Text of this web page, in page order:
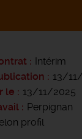
Intérim
13/
le
13/11/2025
Perpignan
profil